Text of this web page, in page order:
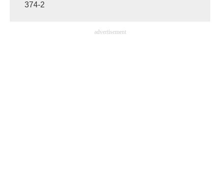
374-2
advertisement